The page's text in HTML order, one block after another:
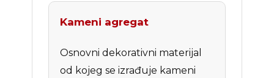
Kameni agregat
Osnovni dekorativni materijal
od kojeg se izrađuje kameni